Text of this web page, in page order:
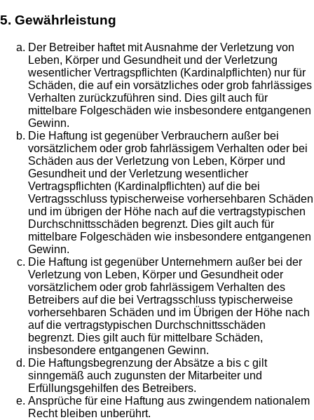
5. Gewährleistung
Der Betreiber haftet mit Ausnahme der Verletzung von
Leben, Körper und Gesundheit und der Verletzung
wesentlicher Vertragspflichten (Kardinalpflichten) nur für
Schäden, die auf ein vorsätzliches oder grob fahrlässiges
Verhalten zurückzuführen sind. Dies gilt auch für
mittelbare Folgeschäden wie insbesondere entgangenen
Gewinn.
Die Haftung ist gegenüber Verbrauchern außer bei
vorsätzlichem oder grob fahrlässigem Verhalten oder bei
Schäden aus der Verletzung von Leben, Körper und
Gesundheit und der Verletzung wesentlicher
Vertragspflichten (Kardinalpflichten) auf die bei
Vertragsschluss typischerweise vorhersehbaren Schäden
und im übrigen der Höhe nach auf die vertragstypischen
Durchschnittsschäden begrenzt. Dies gilt auch für
mittelbare Folgeschäden wie insbesondere entgangenen
Gewinn.
Die Haftung ist gegenüber Unternehmern außer bei der
Verletzung von Leben, Körper und Gesundheit oder
vorsätzlichem oder grob fahrlässigem Verhalten des
Betreibers auf die bei Vertragsschluss typischerweise
vorhersehbaren Schäden und im Übrigen der Höhe nach
auf die vertragstypischen Durchschnittsschäden
begrenzt. Dies gilt auch für mittelbare Schäden,
insbesondere entgangenen Gewinn.
Die Haftungsbegrenzung der Absätze a bis c gilt
sinngemäß auch zugunsten der Mitarbeiter und
Erfüllungsgehilfen des Betreibers.
Ansprüche für eine Haftung aus zwingendem nationalem
Recht bleiben unberührt.